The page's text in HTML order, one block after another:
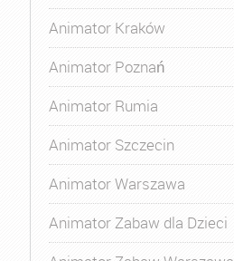
Animator Kraków
Animator Poznań
Animator Rumia
Animator Szczecin
Animator Warszawa
Animator Zabaw dla Dzieci